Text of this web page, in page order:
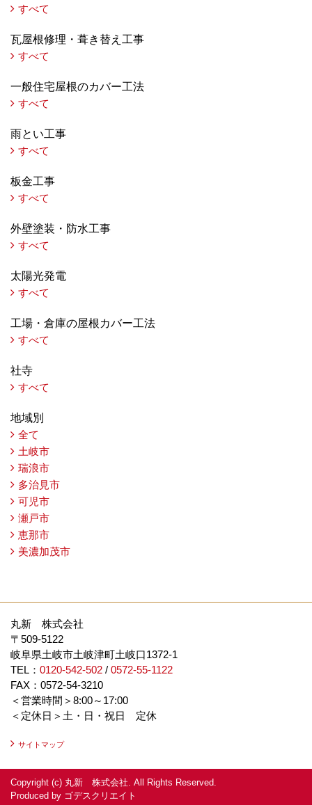
すべて
瓦屋根修理・葺き替え工事
すべて
一般住宅屋根のカバー工法
すべて
雨とい工事
すべて
板金工事
すべて
外壁塗装・防水工事
すべて
太陽光発電
すべて
工場・倉庫の屋根カバー工法
すべて
社寺
すべて
地域別
全て
土岐市
瑞浪市
多治見市
可児市
瀬戸市
恵那市
美濃加茂市
丸新 株式会社
〒509-5122
岐阜県土岐市土岐津町土岐口1372-1
TEL： 0120-542-502 / 0572-55-1122
FAX：0572-54-3210
＜営業時間＞8:00～17:00
＜定休日＞土・日・祝日 定休
サイトマップ
Copyright (c) 丸新 株式会社. All Rights Reserved.
Produced by ゴデスクリエイト